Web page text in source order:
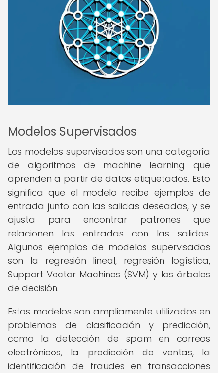
Modelos Supervisados
Los modelos supervisados son una categoría
de algoritmos de machine learning que
aprenden a partir de datos etiquetados. Esto
significa que el modelo recibe ejemplos de
entrada junto con las salidas deseadas, y se
ajusta para encontrar patrones que
relacionen las entradas con las salidas.
Algunos ejemplos de modelos supervisados
son la regresión lineal, regresión logística,
Support Vector Machines (SVM) y los árboles
de decisión.
Estos modelos son ampliamente utilizados en
problemas de clasificación y predicción,
como la detección de spam en correos
electrónicos, la predicción de ventas, la
identificación de fraudes en transacciones